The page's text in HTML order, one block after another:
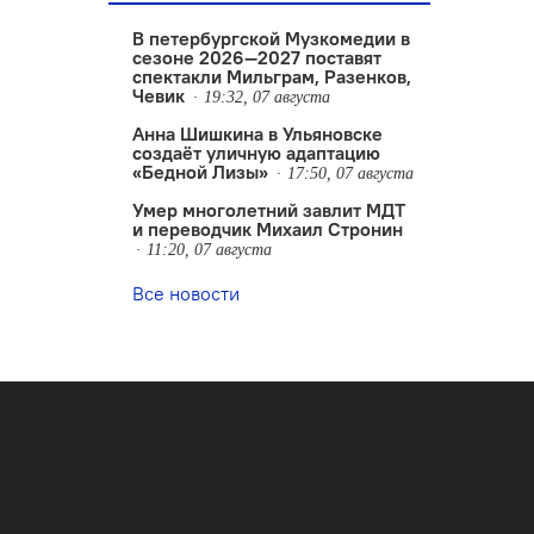
В петербургской Музкомедии в
сезоне 2026—2027 поставят
спектакли Мильграм, Разенков,
Чевик
19:32, 07 августа
Анна Шишкина в Ульяновске
создаëт уличную адаптацию
«Бедной Лизы»
17:50, 07 августа
Умер многолетний завлит МДТ
и переводчик Михаил Стронин
11:20, 07 августа
Все новости